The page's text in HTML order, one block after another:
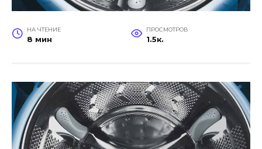
НА ЧТЕНИЕ
8 мин
ПРОСМОТРОВ
1.5к.